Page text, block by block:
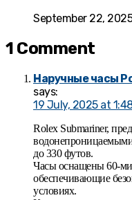
September 22, 2025
1 Comment
Наручные часы
says:
19 July, 2025 at
Rolex Submariner,
до 330 футов.
Часы оснащены 60-
обеспечивающие
условиях.